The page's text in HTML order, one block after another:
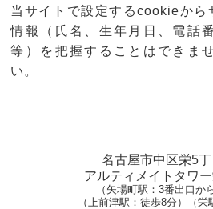
当サイトで設定するcookieから
情報（氏名、生年月日、電話
等）を把握することはできま
い。
名古屋市中区栄5
アルティメイトタワ
（矢場町駅：3番出口か
（上前津駅：徒歩8分）（栄